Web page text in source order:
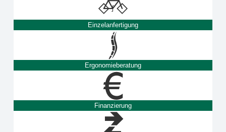
Einzelanfertigung
Ergonomieberatung
Finanzierung